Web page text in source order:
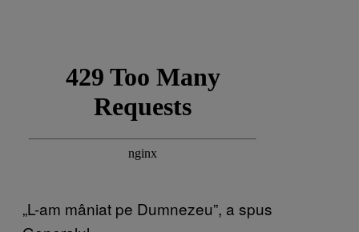
„L-am mâniat pe Dumnezeu”, a spus